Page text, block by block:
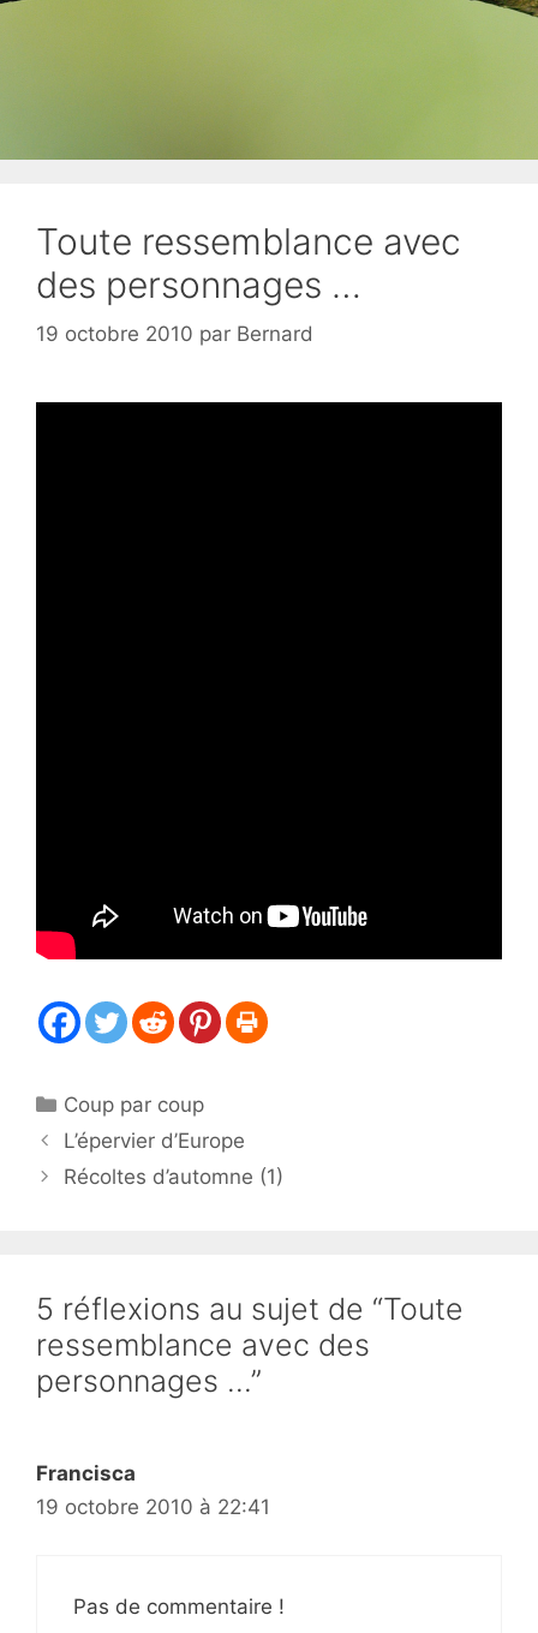
Toute ressemblance avec
des personnages …
19 octobre 2010 par Bernard
Catégories
Coup par coup
L’épervier d’Europe
Récoltes d’automne (1)
5 réflexions au sujet de “Toute
ressemblance avec des
personnages …”
Francisca
19 octobre 2010 à 22:41
Pas de commentaire !